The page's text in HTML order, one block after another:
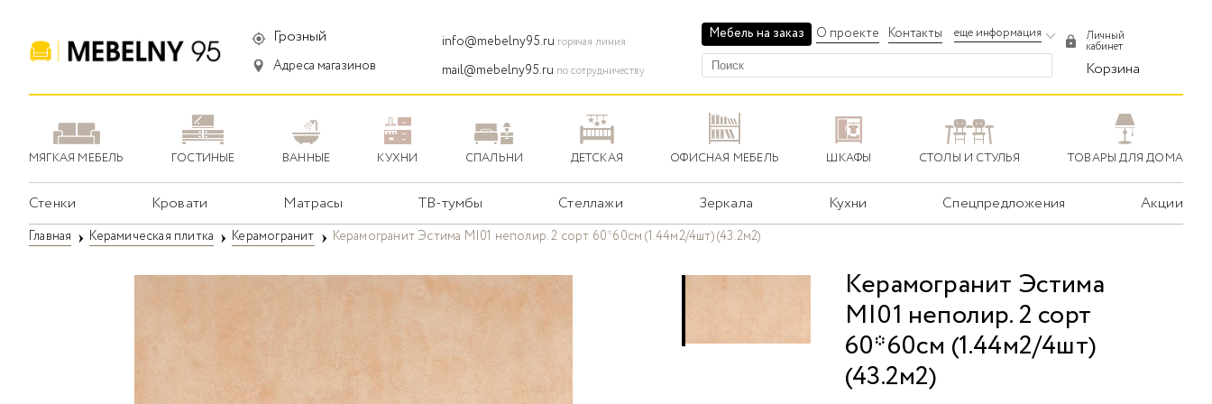
Грозный
Адреса магазинов
info@mebelny95.ru горячая линия
mail@mebelny95.ru по сотрудничеству
Мебель на заказ О проекте Контакты еще информация Личный
кабинет
Корзина
МЯГКАЯ МЕБЕЛЬ ГОСТИНЫЕ ВАННЫЕ КУХНИ СПАЛЬНИ ДЕТСКАЯ ОФИСНАЯ МЕБЕЛЬ ШКАФЫ СТОЛЫ И СТУЛЬЯ ТОВАРЫ ДЛЯ ДОМА
Стенки Кровати Матрасы ТВ-тумбы Стеллажи Зеркала Кухни Спецпредложения Акции
Главная Керамическая плитка Керамогранит Керамогранит Эстима MI01 неполир. 2 сорт 60*60см (1.44м2/4шт) (43.2м2)
Керамогранит Эстима
MI01 неполир. 2 сорт
60*60см (1.44м2/4шт)
(43.2м2)